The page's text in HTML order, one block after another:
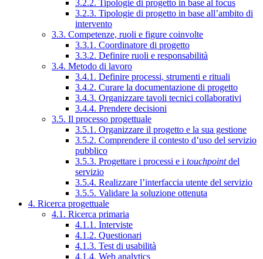
3.2.2. Tipologie di progetto in base al focus
3.2.3. Tipologie di progetto in base all’ambito di
intervento
3.3. Competenze, ruoli e figure coinvolte
3.3.1. Coordinatore di progetto
3.3.2. Definire ruoli e responsabilità
3.4. Metodo di lavoro
3.4.1. Definire processi, strumenti e rituali
3.4.2. Curare la documentazione di progetto
3.4.3. Organizzare tavoli tecnici collaborativi
3.4.4. Prendere decisioni
3.5. Il processo progettuale
3.5.1. Organizzare il progetto e la sua gestione
3.5.2. Comprendere il contesto d’uso del servizio
pubblico
3.5.3. Progettare i processi e i touchpointdel
servizio
3.5.4. Realizzare l’interfaccia utente del servizio
3.5.5. Validare la soluzione ottenuta
4. Ricerca progettuale
4.1. Ricerca primaria
4.1.1. Interviste
4.1.2. Questionari
4.1.3. Test di usabilità
4.1.4. Web analytics